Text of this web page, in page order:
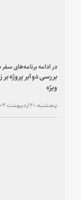
در ادامه برنامه‌های
بررسی دو ابر پروژه
ویژه
پنجشنبه، ۲۰ اردیبهشت ۱۴۰۳ - ۲۱:۰۸